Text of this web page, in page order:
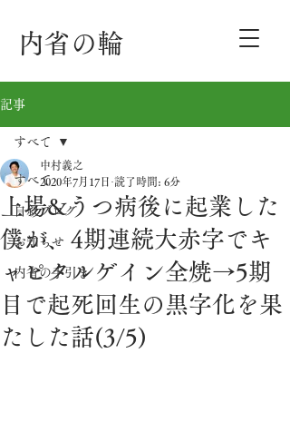
内省の輪
記事
すべて
自叙ブログ
お知らせ
内省の手引き
すべて
上場&うつ病後に起業した
僕が、4期連続大赤字でキ
ャピタルゲイン全焼→5期
目で起死回生の黒字化を果
たした話(3/5)
中村義之
2020年7月17日 読了時間: 6分